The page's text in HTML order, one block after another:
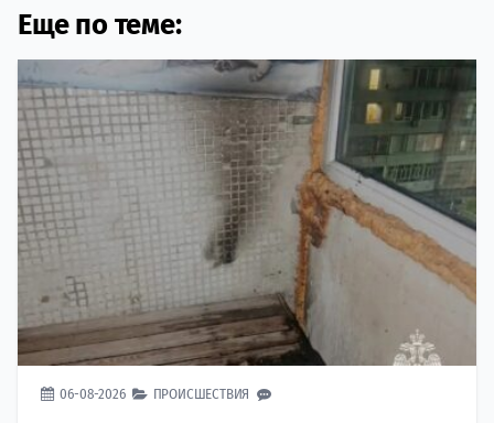
Еще по теме:
06-08-2026 ПРОИСШЕСТВИЯ